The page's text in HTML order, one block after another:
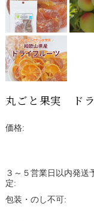
丸ごと果実 ド
価格:
３～５営業日以内発送
定:
包装・のし不可: